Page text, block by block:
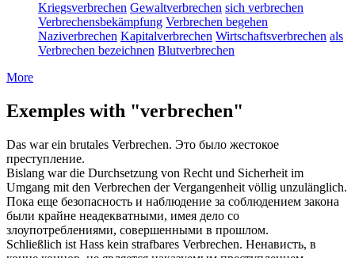
Kriegsverbrechen Gewaltverbrechen sich verbrechen
Verbrechensbekämpfung Verbrechen begehen
Naziverbrechen Kapitalverbrechen Wirtschaftsverbrechen als
Verbrechen bezeichnen Blutverbrechen
More
Exemples with "verbrechen"
Das war ein brutales Verbrechen. Это было жестокое
преступление.
Bislang war die Durchsetzung von Recht und Sicherheit im
Umgang mit den Verbrechen der Vergangenheit völlig unzulänglich.
Пока еще безопасность и наблюдение за соблюдением закона
были крайне неадекватными, имея дело со
злоупотреблениями, совершенными в прошлом.
Schließlich ist Hass kein strafbares Verbrechen. Ненависть, в